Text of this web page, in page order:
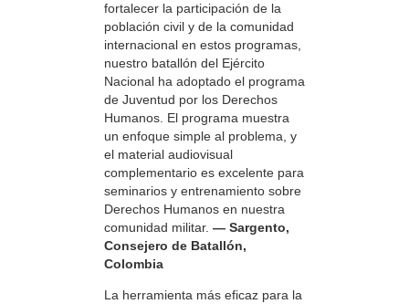
fortalecer la participación de la
población civil y de la comunidad
internacional en estos programas,
nuestro batallón del Ejército
Nacional ha adoptado el programa
de Juventud por los Derechos
Humanos. El programa muestra
un enfoque simple al problema, y
el material audiovisual
complementario es excelente para
seminarios y entrenamiento sobre
Derechos Humanos en nuestra
comunidad militar. — Sargento,
Consejero de Batallón,
Colombia
La herramienta más eficaz para la